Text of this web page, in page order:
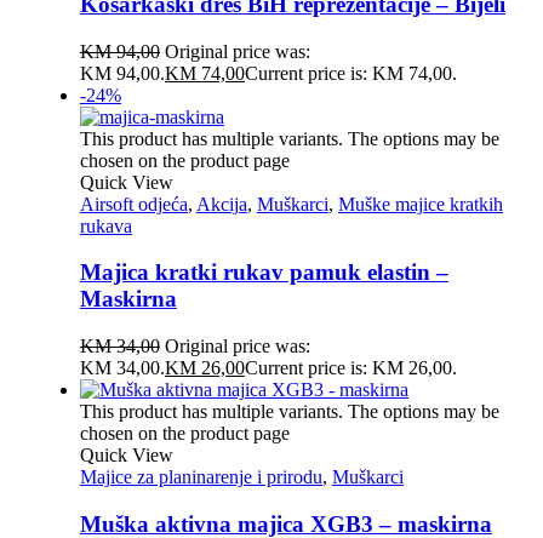
KM94,00 Original price was:
KM 94,00.KM74,00Current price is: KM 74,00.
-24%
This product has multiple variants. The options may be
chosen on the product page
Quick View
Airsoft odjeća, Akcija, Muškarci, Muške majice kratkih
rukava
Majica kratki rukav pamuk elastin –
Maskirna
KM34,00 Original price was:
KM 34,00.KM26,00Current price is: KM 26,00.
This product has multiple variants. The options may be
chosen on the product page
Quick View
Majice za planinarenje i prirodu, Muškarci
Muška aktivna majica XGB3 – maskirna